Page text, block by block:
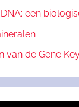
een
van de Gene